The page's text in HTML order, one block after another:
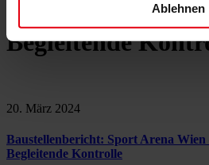
Ablehnen
Begleitende
20. März 2024
Baustellenbericht: Sport Arena
Begleitende Kontrolle